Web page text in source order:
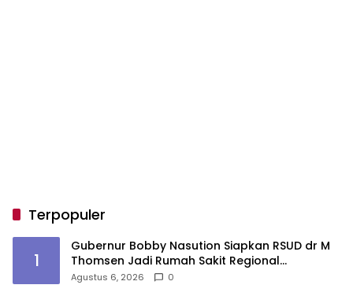
Terpopuler
1
Gubernur Bobby Nasution Siapkan RSUD dr M
Thomsen Jadi Rumah Sakit Regional
Kepulauan Nias
Agustus 6, 2026 0